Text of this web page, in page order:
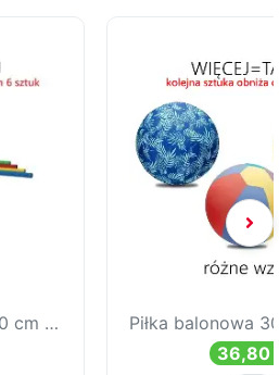
Laska gimnastyczna 80 cm - RÓŻNE KOLORY
36,80